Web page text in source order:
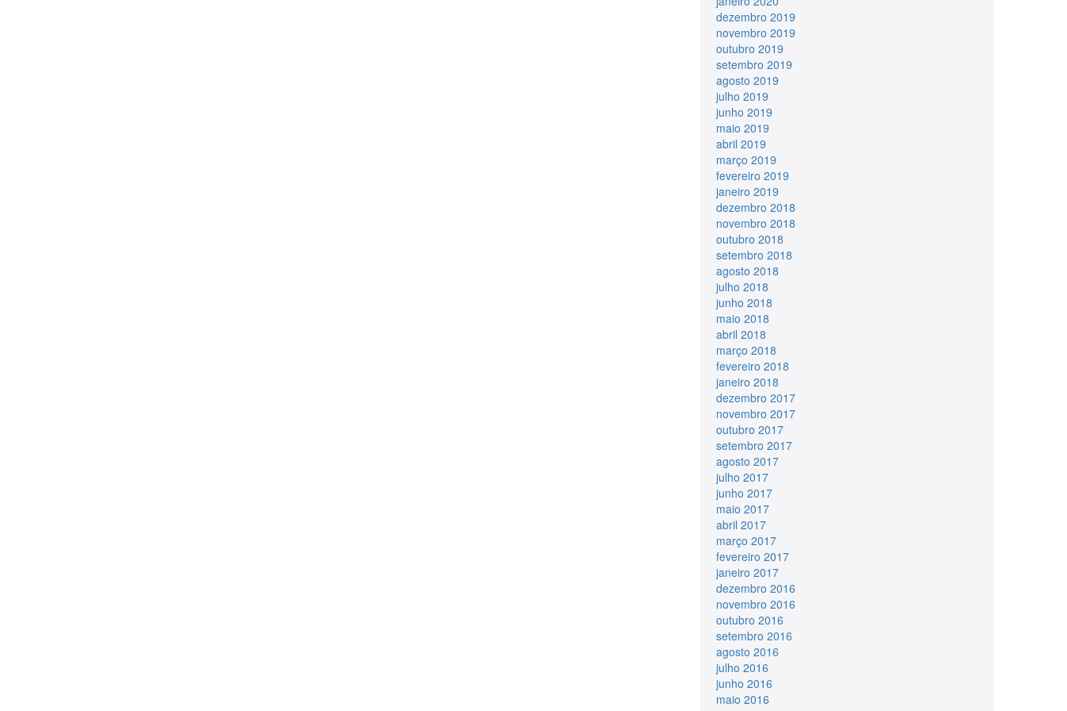
dezembro 2019
novembro 2019
outubro 2019
setembro 2019
agosto 2019
julho 2019
junho 2019
maio 2019
abril 2019
março 2019
fevereiro 2019
janeiro 2019
dezembro 2018
novembro 2018
outubro 2018
setembro 2018
agosto 2018
julho 2018
junho 2018
maio 2018
abril 2018
março 2018
fevereiro 2018
janeiro 2018
dezembro 2017
novembro 2017
outubro 2017
setembro 2017
agosto 2017
julho 2017
junho 2017
maio 2017
abril 2017
março 2017
fevereiro 2017
janeiro 2017
dezembro 2016
novembro 2016
outubro 2016
setembro 2016
agosto 2016
julho 2016
junho 2016
maio 2016